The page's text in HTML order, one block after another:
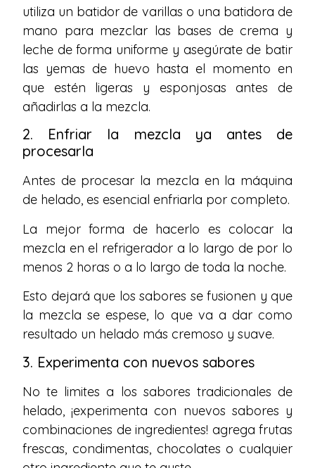
utiliza un batidor de varillas o una batidora de
mano para mezclar las bases de crema y
leche de forma uniforme y asegúrate de batir
las yemas de huevo hasta el momento en
que estén ligeras y esponjosas antes de
añadirlas a la mezcla.
2. Enfriar la mezcla ya antes de
procesarla
Antes de procesar la mezcla en la máquina
de helado, es esencial enfriarla por completo.
La mejor forma de hacerlo es colocar la
mezcla en el refrigerador a lo largo de por lo
menos 2 horas o a lo largo de toda la noche.
Esto dejará que los sabores se fusionen y que
la mezcla se espese, lo que va a dar como
resultado un helado más cremoso y suave.
3. Experimenta con nuevos sabores
No te limites a los sabores tradicionales de
helado, ¡experimenta con nuevos sabores y
combinaciones de ingredientes! agrega frutas
frescas, condimentas, chocolates o cualquier